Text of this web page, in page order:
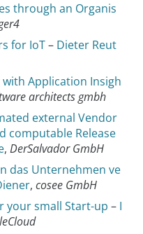
through an Organis
for IoT– Dieter Reut
Application Insigh
architects gmbh
external Vendor
computable Release
, DerSalvador GmbH
das Unternehmen ve
, cosee GmbH
your small Start-up – I